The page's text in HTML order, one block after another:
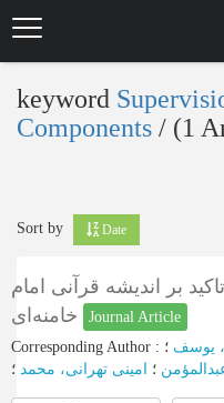
keyword
Components ‎/ (1
Sort by Date
بر اندیشه قرآنی امام
Journal Article
Corresponding Author : یوسف
؛ امینی تهرانی، محمد ؛